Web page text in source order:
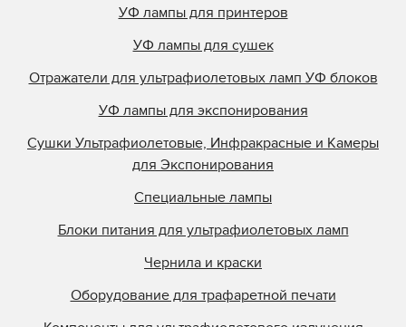
УФ лампы для принтеров
УФ лампы для сушек
Отражатели для ультрафиолетовых ламп УФ блоков
УФ лампы для экспонирования
Сушки Ультрафиолетовые, Инфракрасные и Камеры
для Экспонирования
Специальные лампы
Блоки питания для ультрафиолетовых ламп
Чернила и краски
Оборудование для трафаретной печати